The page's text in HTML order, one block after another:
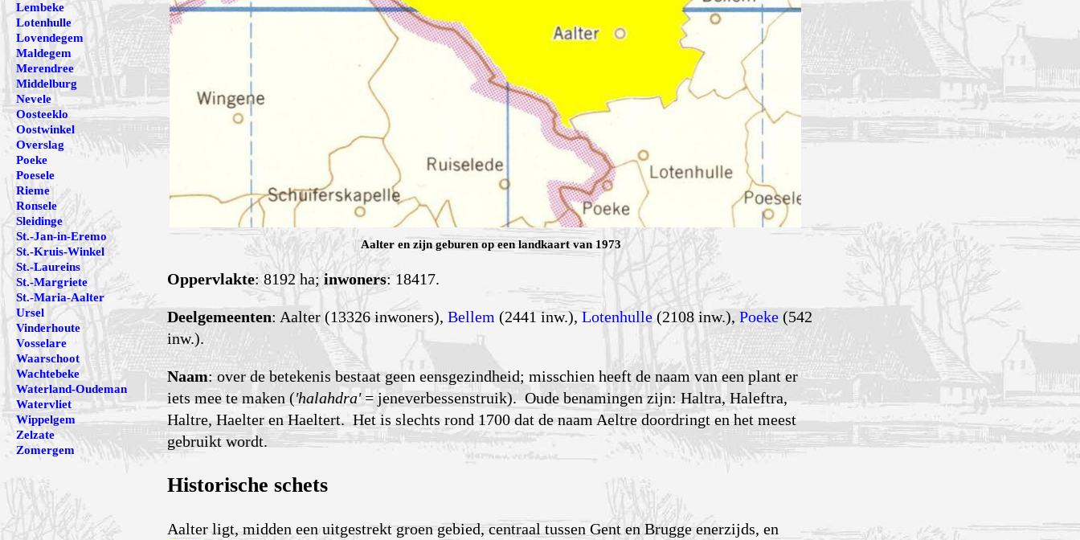
Aalter en zijn geburen op een landkaart van 1973
Oppervlakte: 8192 ha;inwoners: 18417.
Deelgemeenten: Aalter (13326 inwoners), Bellem (2441 inw.), Lotenhulle(2108 inw.), Poeke (542
inw.).
Naam: over de betekenis bestaat geen eensgezindheid; misschien heeft de naam van een plant er
iets mee te maken ('halahdra'= jeneverbessenstruik). Oude benamingen zijn: Haltra, Haleftra,
Haltre, Haelter en Haeltert. Het is slechts rond 1700 dat de naam Aeltre doordringt en het meest
gebruikt wordt.
Historische schets
Aalter ligt, midden een uitgestrekt groen gebied, centraal tussen Gent en Brugge enerzijds, en
Lembeke
Lotenhulle
Lovendegem
Maldegem
Merendree
Middelburg
Nevele
Oosteeklo
Oostwinkel
Overslag
Poeke
Poesele
Rieme
Ronsele
Sleidinge
St.-Jan-in-Eremo
St.-Kruis-Winkel
St.-Laureins
St.-Margriete
St.-Maria-Aalter
Ursel
Vinderhoute
Vosselare
Waarschoot
Wachtebeke
Waterland-Oudeman
Watervliet
Wippelgem
Zelzate
Zomergem